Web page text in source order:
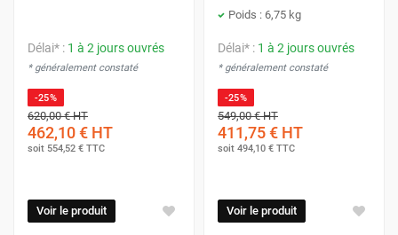
Délai* : 1 à 2 jours ouvrés
* généralement constaté
-25%
620,00 €HT
462,10 € HT
soit 554,52 € TTC
Voir le produit
Poids : 6,75 kg
Délai* : 1 à 2 jours ouvrés
* généralement constaté
-25%
549,00 €HT
411,75 € HT
soit 494,10 € TTC
Voir le produit